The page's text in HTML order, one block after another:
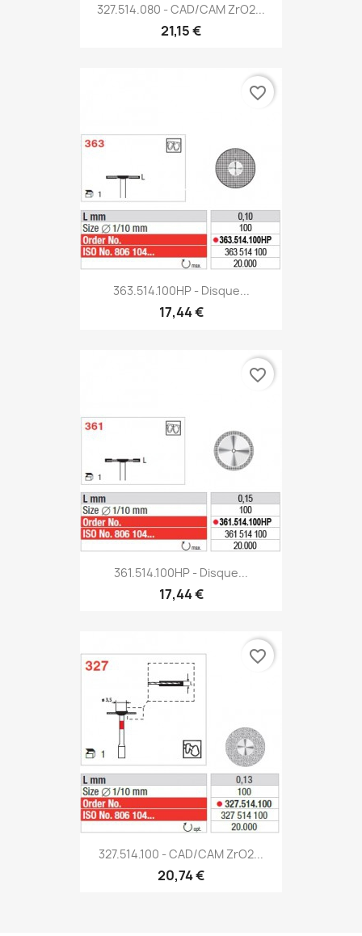
327.514.080 - CAD/CAM ZrO2...
21,15 €
363.514.100HP - Disque...
17,44 €
favorite_border
361.514.100HP - Disque...
17,44 €
favorite_border
327.514.100 - CAD/CAM ZrO2...
20,74 €
favorite_border